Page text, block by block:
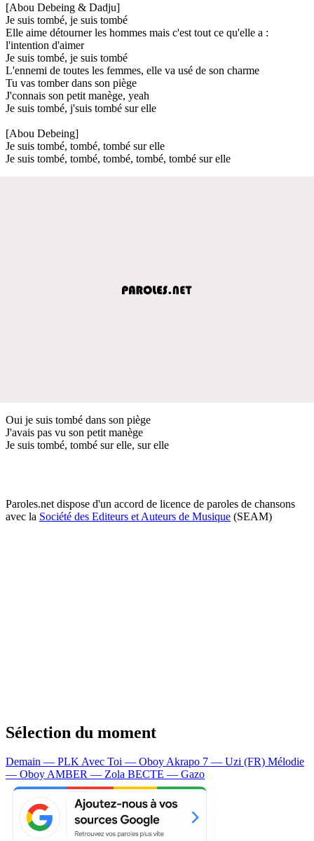
[Abou Debeing & Dadju]
Je suis tombé, je suis tombé
Elle aime détourner les hommes mais c'est tout ce qu'elle a :
l'intention d'aimer
Je suis tombé, je suis tombé
L'ennemi de toutes les femmes, elle va usé de son charme
Tu vas tomber dans son piège
J'connais son petit manège, yeah
Je suis tombé, j'suis tombé sur elle
[Abou Debeing]
Je suis tombé, tombé, tombé sur elle
Je suis tombé, tombé, tombé, tombé, tombé sur elle
Oui je suis tombé dans son piège
J'avais pas vu son petit manège
Je suis tombé, tombé sur elle, sur elle
Paroles.net dispose d'un accord de licence de paroles de chansons
avec la Société des Editeurs et Auteurs de Musique (SEAM)
Sélection du moment
Demain — PLKAvec Toi — OboyAkrapo 7 — Uzi (FR) Mélodie
— OboyAMBER — Zola BECTE — Gazo